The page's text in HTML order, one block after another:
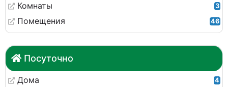
Комнаты 3
Помещения 46
Посуточно
Дома 4